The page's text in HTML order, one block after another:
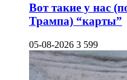
Вот такие у нас
Трампа) “карты”
05-08-2026 3 599